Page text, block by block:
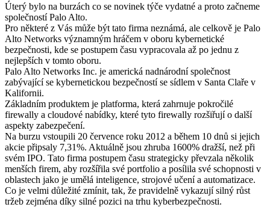
Úterý bylo na burzách co se novinek týče vydatné a proto začneme
společností Palo Alto.
Pro některé z Vás může být tato firma neznámá, ale celkově je Palo
Alto Networks významným hráčem v oboru kybernetické
bezpečnosti, kde se postupem času vypracovala až po jednu z
nejlepších v tomto oboru.
Palo Alto Networks Inc. je americká nadnárodní společnost
zabývající se kybernetickou bezpečností se sídlem v Santa Claře v
Kalifornii.
Základním produktem je platforma, která zahrnuje pokročilé
firewally a cloudové nabídky, které tyto firewally rozšiřují o další
aspekty zabezpečení.
Na burzu vstoupili 20 července roku 2012 a během 10 dnů si jejich
akcie připsaly 7,31%. Aktuálně jsou zhruba 1600% dražší, než při
svém IPO. Tato firma postupem času strategicky převzala několik
menších firem, aby rozšířila své portfolio a posílila své schopnosti v
oblastech jako je umělá inteligence, strojové učení a automatizace.
Co je velmi důležité zmínit, tak, že pravidelně vykazují silný růst
tržeb zejména díky silné pozici na trhu kyberbezpečnosti.